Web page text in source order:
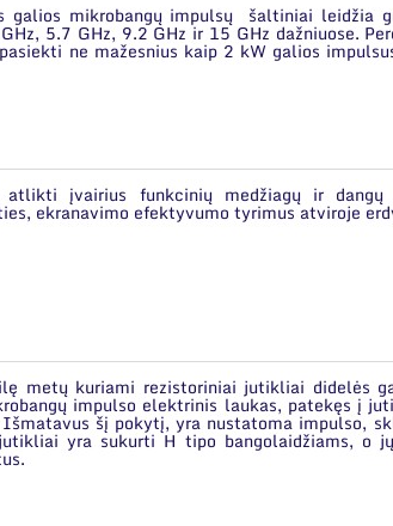
galios mikrobangų impulsų šaltiniai leidžia
5.7 GHz, 9.2 GHz ir 15 GHz dažniuose.
ne mažesnius kaip 2 kW galios
atlikti įvairius funkcinių medžiagų ir dangų
ekranavimo efektyvumo tyrimus atviroje
metų kuriami rezistoriniai jutikliai didelės
impulso elektrinis laukas, patekęs į
šį pokytį, yra nustatoma impulso,
yra sukurti H tipo bangolaidžiams, o